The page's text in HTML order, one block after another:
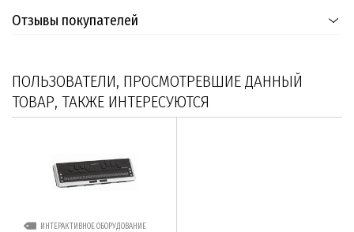
Отзывы покупателей
ПОЛЬЗОВАТЕЛИ, ПРОСМОТРЕВШИЕ ДАННЫЙ
ТОВАР, ТАКЖЕ ИНТЕРЕСУЮТСЯ
ИНТЕРАКТИВНОЕ ОБОРУДОВАНИЕ